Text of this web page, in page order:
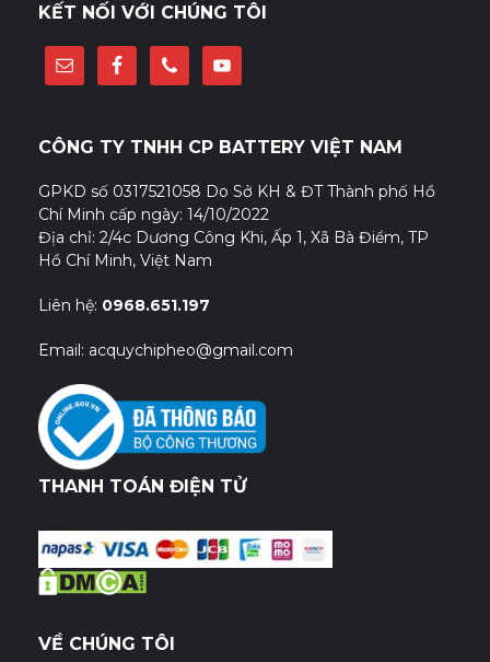
KẾT NỐI VỚI CHÚNG TÔI
CÔNG TY TNHH CP BATTERY VIỆT NAM
GPKD số 0317521058 Do Sở KH & ĐT Thành phố Hồ
Chí Minh cấp ngày: 14/10/2022
Địa chỉ: 2/4c Dương Công Khi, Ấp 1, Xã Bà Điểm, TP
Hồ Chí Minh, Việt Nam
Liên hệ: 0968.651.197
Email: acquychipheo@gmail.com
THANH TOÁN ĐIỆN TỬ
VỀ CHÚNG TÔI